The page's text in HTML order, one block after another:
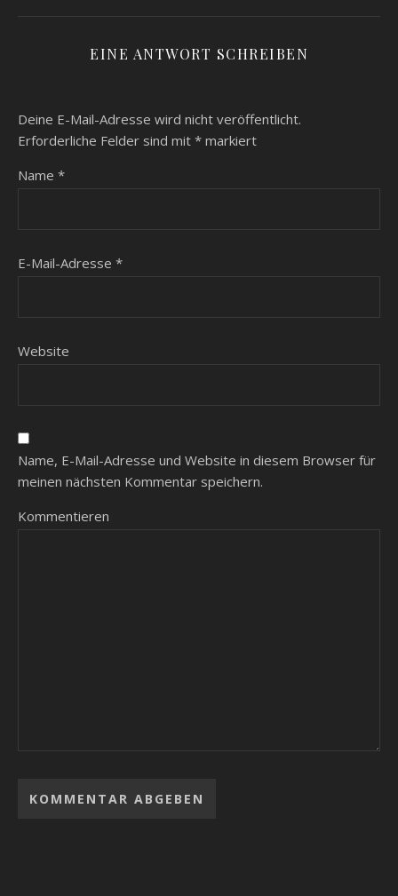
EINE ANTWORT SCHREIBEN
Deine E-Mail-Adresse wird nicht veröffentlicht.
Erforderliche Felder sind mit * markiert
Name *
E-Mail-Adresse *
Website
Name, E-Mail-Adresse und Website in diesem Browser für
meinen nächsten Kommentar speichern.
Kommentieren